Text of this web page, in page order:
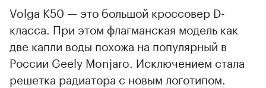
Volga K50 — это большой кроссовер D-
класса. При этом флагманская модель как
две капли воды похожа на популярный в
России Geely Monjaro. Исключением стала
решетка радиатора с новым логотипом.